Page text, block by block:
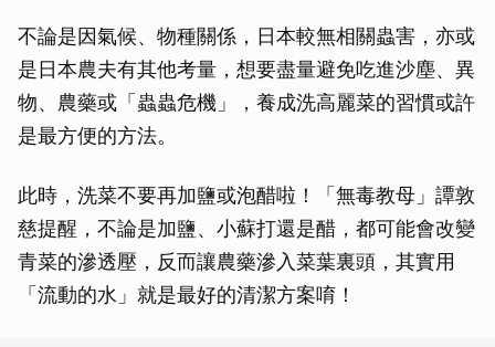
不論是因氣候、物種關係，日本較無相關蟲害，亦或
是日本農夫有其他考量，想要盡量避免吃進沙塵、異
物、農藥或「蟲蟲危機」，養成洗高麗菜的習慣或許
是最方便的方法。
此時，洗菜不要再加鹽或泡醋啦！「無毒教母」譚敦
慈提醒，不論是加鹽、小蘇打還是醋，都可能會改變
青菜的滲透壓，反而讓農藥滲入菜葉裏頭，其實用
「流動的水」就是最好的清潔方案唷！